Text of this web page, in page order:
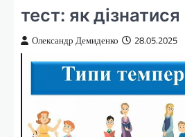
тест: як дізнатися
Олександр Демиденко 28.05.2025